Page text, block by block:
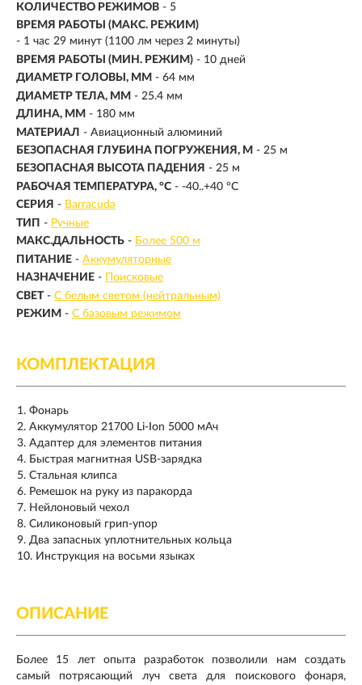
КОЛИЧЕСТВО РЕЖИМОВ - 5
ВРЕМЯ РАБОТЫ (МАКС. РЕЖИМ)
- 1 час 29 минут (1100 лм через 2 минуты)
ВРЕМЯ РАБОТЫ (МИН. РЕЖИМ) - 10 дней
ДИАМЕТР ГОЛОВЫ, ММ - 64 мм
ДИАМЕТР ТЕЛА, ММ - 25.4 мм
ДЛИНА, ММ - 180 мм
МАТЕРИАЛ - Авиационный алюминий
БЕЗОПАСНАЯ ГЛУБИНА ПОГРУЖЕНИЯ, М - 25 м
БЕЗОПАСНАЯ ВЫСОТА ПАДЕНИЯ - 25 м
РАБОЧАЯ ТЕМПЕРАТУРА, °C - -40..+40 °C
СЕРИЯ - Barracuda
ТИП - Ручные
МАКС.ДАЛЬНОСТЬ - Более 500 м
ПИТАНИЕ - Аккумуляторные
НАЗНАЧЕНИЕ - Поисковые
СВЕТ - С белым светом (нейтральным)
РЕЖИМ - С базовым режимом
КОМПЛЕКТАЦИЯ
Фонарь
Аккумулятор 21700 Li-Ion 5000 мАч
Адаптер для элементов питания
Быстрая магнитная USB-зарядка
Стальная клипса
Ремешок на руку из паракорда
Нейлоновый чехол
Силиконовый грип-упор
Два запасных уплотнительных кольца
Инструкция на восьми языках
ОПИСАНИЕ
Более 15 лет опыта разработок позволили нам создать
самый потрясающий луч света для поискового фонаря,